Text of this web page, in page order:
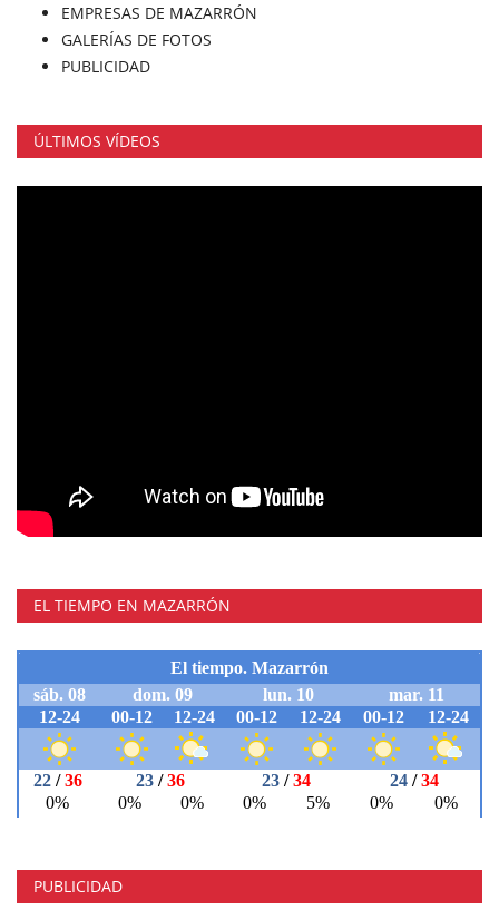
EMPRESAS DE MAZARRÓN
GALERÍAS DE FOTOS
PUBLICIDAD
ÚLTIMOS VÍDEOS
EL TIEMPO EN MAZARRÓN
PUBLICIDAD